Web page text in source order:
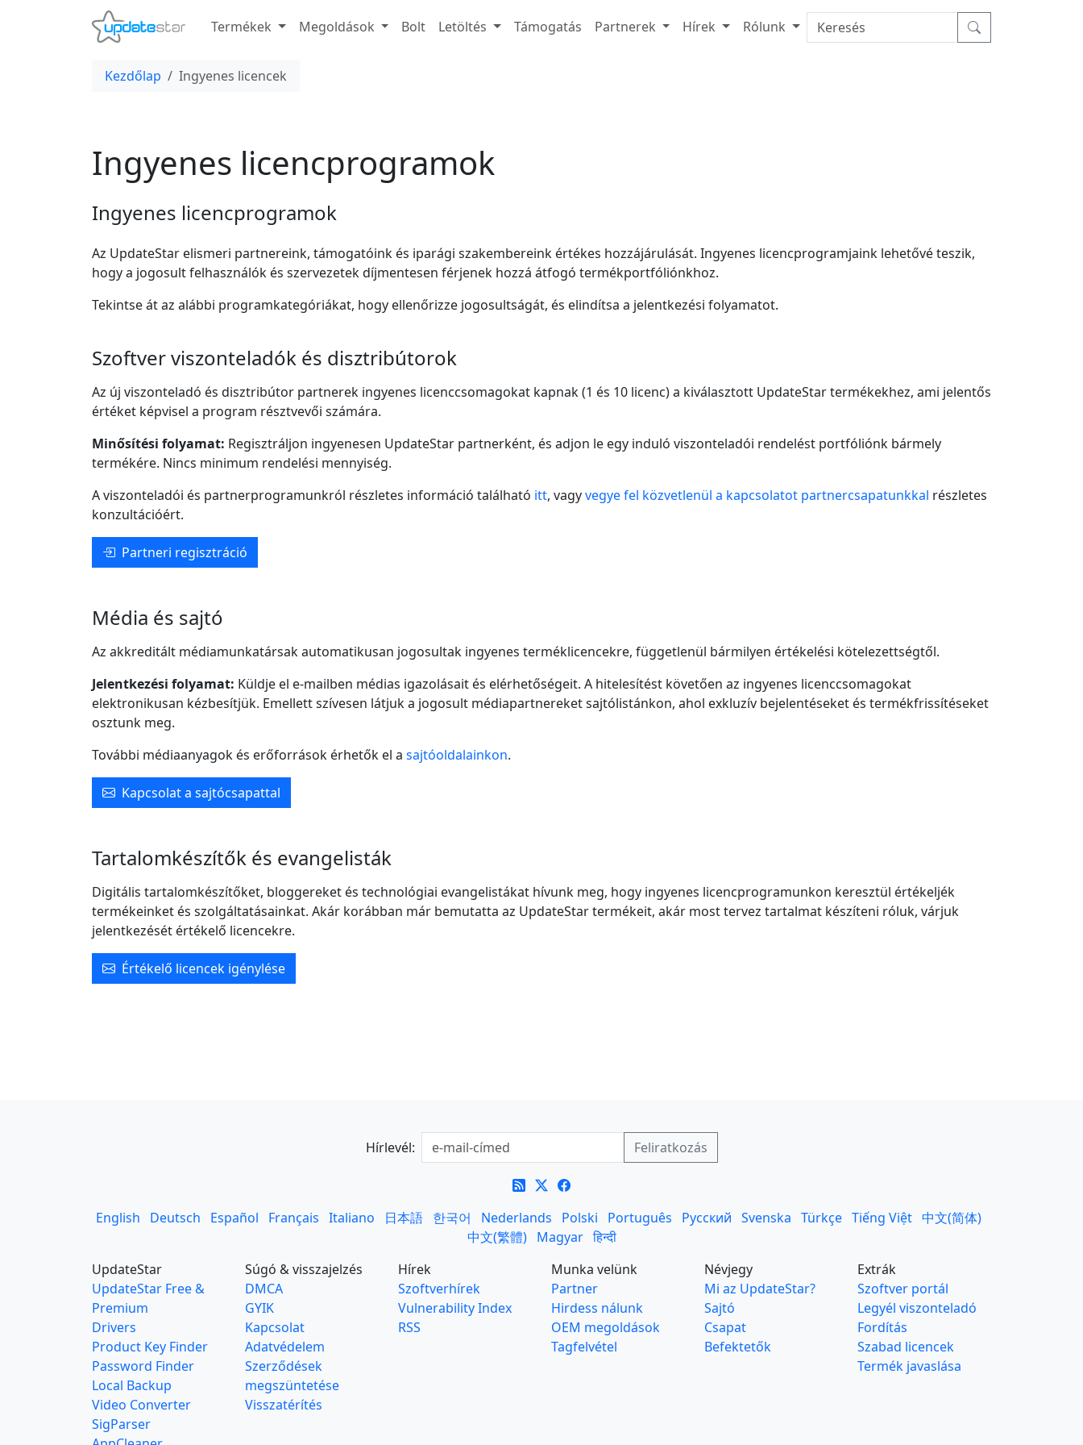
Termékek Megoldások Bolt Letöltés Támogatás Partnerek Hírek Rólunk
Kezdőlap Ingyenes licencek
Ingyenes licencprogramok
Ingyenes licencprogramok
Az UpdateStar elismeri partnereink, támogatóink és iparági szakembereink értékes hozzájárulását. Ingyenes licencprogramjaink lehetővé teszik,
hogy a jogosult felhasználók és szervezetek díjmentesen férjenek hozzá átfogó termékportfóliónkhoz.
Tekintse át az alábbi programkategóriákat, hogy ellenőrizze jogosultságát, és elindítsa a jelentkezési folyamatot.
Szoftver viszonteladók és disztribútorok
Az új viszonteladó és disztribútor partnerek ingyenes licenccsomagokat kapnak (1 és 10 licenc) a kiválasztott UpdateStar termékekhez, ami jelentős
értéket képvisel a program résztvevői számára.
Minősítési folyamat: Regisztráljon ingyenesen UpdateStar partnerként, és adjon le egy induló viszonteladói rendelést portfóliónk bármely
termékére. Nincs minimum rendelési mennyiség.
A viszonteladói és partnerprogramunkról részletes információ található itt, vagyvegye fel közvetlenül a kapcsolatot partnercsapatunkkal részletes
konzultációért.
Partneri regisztráció
Média és sajtó
Az akkreditált médiamunkatársak automatikusan jogosultak ingyenes terméklicencekre, függetlenül bármilyen értékelési kötelezettségtől.
Jelentkezési folyamat: Küldje el e-mailben médias igazolásait és elérhetőségeit. A hitelesítést követően az ingyenes licenccsomagokat
elektronikusan kézbesítjük. Emellett szívesen látjuk a jogosult médiapartnereket sajtólistánkon, ahol exkluzív bejelentéseket és termékfrissítéseket
osztunk meg.
További médiaanyagok és erőforrások érhetők el a sajtóoldalainkon.
Kapcsolat a sajtócsapattal
Tartalomkészítők és evangelisták
Digitális tartalomkészítőket, bloggereket és technológiai evangelistákat hívunk meg, hogy ingyenes licencprogramunkon keresztül értékeljék
termékeinket és szolgáltatásainkat. Akár korábban már bemutatta az UpdateStar termékeit, akár most tervez tartalmat készíteni róluk, várjuk
jelentkezését értékelő licencekre.
Értékelő licencek igénylése
Hírlevél:
English Deutsch Español Français Italiano 日本語 한국어 Nederlands Polski Português Русский Svenska Türkçe Tiếng Việt 中文(简体)
中文(繁體)
Magyar हिन्दी
UpdateStar
UpdateStar Free &
Premium
Drivers
Product Key Finder
Password Finder
Local Backup
Video Converter
SigParser
Súgó & visszajelzés
DMCA
GYIK
Kapcsolat
Adatvédelem
Szerződések
megszüntetése
Visszatérítés
Hírek
Szoftverhírek
Vulnerability Index
RSS
Munka velünk
Partner
Hirdess nálunk
OEM megoldások
Tagfelvétel
Névjegy
Mi az UpdateStar?
Sajtó
Csapat
Befektetők
Extrák
Szoftver portál
Legyél viszonteladó
Fordítás
Szabad licencek
Termék javaslása